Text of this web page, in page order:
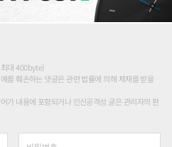
대 400byte)
를 훼손하는 댓글은 관련 법률에 의해 제재를 받을
가 내용에 포함되거나 인신공격성 글은 관리자의 판